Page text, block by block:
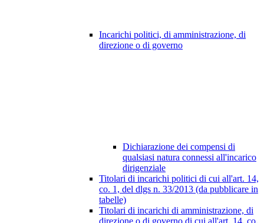
Incarichi politici, di amministrazione, di
direzione o di governo
Dichiarazione dei compensi di
qualsiasi natura connessi all'incarico
dirigenziale
Titolari di incarichi politici di cui all'art. 14,
co. 1, del dlgs n. 33/2013 (da pubblicare in
tabelle)
Titolari di incarichi di amministrazione, di